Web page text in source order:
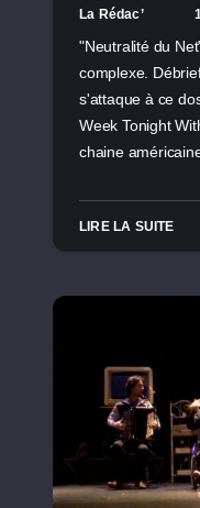
La Rédac’
"Neutralité du
complexe.
s'attaque à ce
Week Tonight
chaine
LIRE LA SUITE